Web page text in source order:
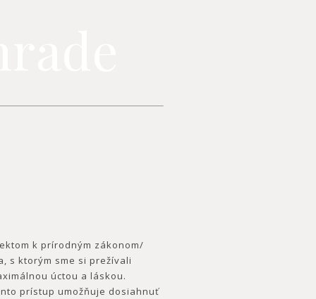
k prírodným zákonom/
s ktorým sme si prežívali
úctou a láskou.
prístup umožňuje dosiahnuť